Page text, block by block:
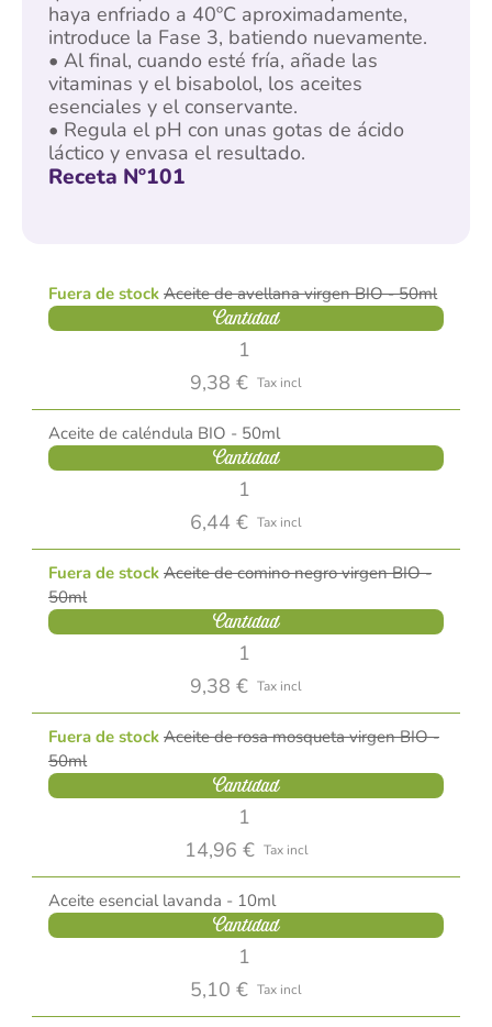
haya enfriado a 40ºC aproximadamente,
introduce la Fase 3, batiendo nuevamente.
• Al final, cuando esté fría, añade las
vitaminas y el bisabolol, los aceites
esenciales y el conservante.
• Regula el pH con unas gotas de ácido
láctico y envasa el resultado.
Receta Nº101
Fuera de stock Aceite de avellana virgen BIO - 50ml
Cantidad
9,38 € Tax incl
Aceite de caléndula BIO - 50ml
Cantidad
6,44 € Tax incl
Fuera de stock Aceite de comino negro virgen BIO -
50ml
Cantidad
9,38 € Tax incl
Fuera de stock Aceite de rosa mosqueta virgen BIO -
50ml
Cantidad
14,96 € Tax incl
Aceite esencial lavanda - 10ml
Cantidad
5,10 € Tax incl